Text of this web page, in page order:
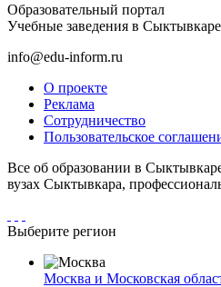
Образовательный портал
Учебные заведения в
info@edu-inform.ru
О проекте
Реклама
Сотрудничество
Пользовательское
Все об образовании в
вузах Сыктывкара,
Выберите регион
Москва и Московская